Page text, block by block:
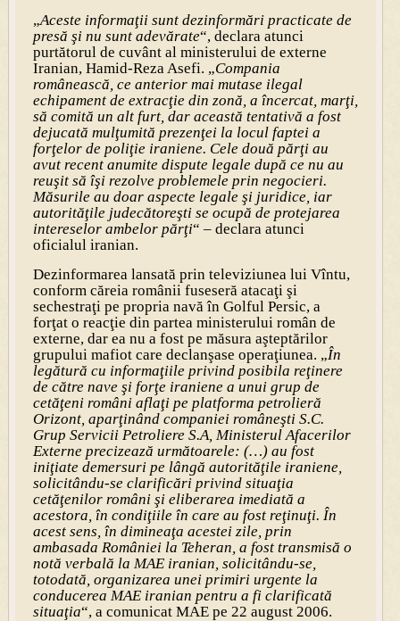
„Aceste informaţii sunt dezinformări practicate de
presă şi nu sunt adevărate“, declara atunci
purtătorul de cuvânt al ministerului de externe
Iranian, Hamid-Reza Asefi. „Compania
românească, ce anterior mai mutase ilegal
echipament de extracţie din zonă, a încercat, marţi,
să comită un alt furt, dar această tentativă a fost
dejucată mulţumită prezenţei la locul faptei a
forţelor de poliţie iraniene. Cele două părţi au
avut recent anumite dispute legale după ce nu au
reuşit să îşi rezolve problemele prin negocieri.
Măsurile au doar aspecte legale şi juridice, iar
autorităţile judecătoreşti se ocupă de protejarea
intereselor ambelor părţi“ – declara atunci
oficialul iranian.
Dezinformarea lansată prin televiziunea lui Vîntu,
conform căreia românii fuseseră atacaţi şi
sechestraţi pe propria navă în Golful Persic, a
forţat o reacţie din partea ministerului român de
externe, dar ea nu a fost pe măsura aşteptărilor
grupului mafiot care declanşase operaţiunea. „În
legătură cu informaţiile privind posibila reţinere
de către nave şi forţe iraniene a unui grup de
cetăţeni români aflaţi pe platforma petrolieră
Orizont, aparţinând companiei româneşti S.C.
Grup Servicii Petroliere S.A, Ministerul Afacerilor
Externe precizează următoarele: (…) au fost
iniţiate demersuri pe lângă autorităţile iraniene,
solicitându-se clarificări privind situaţia
cetăţenilor români şi eliberarea imediată a
acestora, în condiţiile în care au fost reţinuţi. În
acest sens, în dimineaţa acestei zile, prin
ambasada României la Teheran, a fost transmisă o
notă verbală la MAE iranian, solicitându-se,
totodată, organizarea unei primiri urgente la
conducerea MAE iranian pentru a fi clarificată
situaţia“, a comunicat MAE pe 22 august 2006.